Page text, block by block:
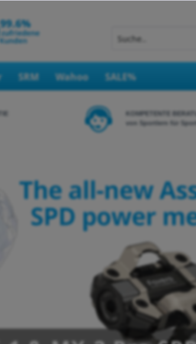
SRM Wahoo SALE%
KOMPETENTE
von Sportlern für